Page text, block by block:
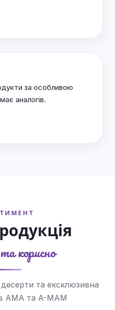
за особливою
аналогів.
корисно
та ексклюзивна
AMA та A-MAM
десерти
напої